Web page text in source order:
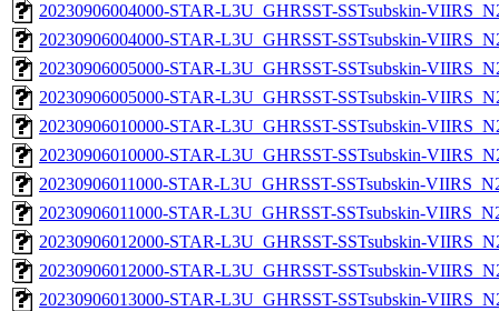
20230906004000-STAR-L3U_GHRSST-SSTsubskin-
20230906004000-STAR-L3U_GHRSST-SSTsubskin-
20230906005000-STAR-L3U_GHRSST-SSTsubskin-
20230906005000-STAR-L3U_GHRSST-SSTsubskin-
20230906010000-STAR-L3U_GHRSST-SSTsubskin-
20230906010000-STAR-L3U_GHRSST-SSTsubskin-
20230906011000-STAR-L3U_GHRSST-SSTsubskin-
20230906011000-STAR-L3U_GHRSST-SSTsubskin-
20230906012000-STAR-L3U_GHRSST-SSTsubskin-
20230906012000-STAR-L3U_GHRSST-SSTsubskin-
20230906013000-STAR-L3U_GHRSST-SSTsubskin-